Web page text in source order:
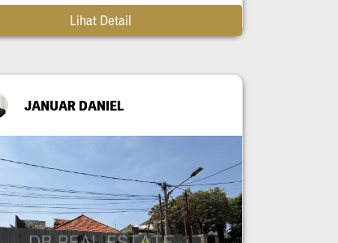
Lihat Detail
JANUAR DANIEL